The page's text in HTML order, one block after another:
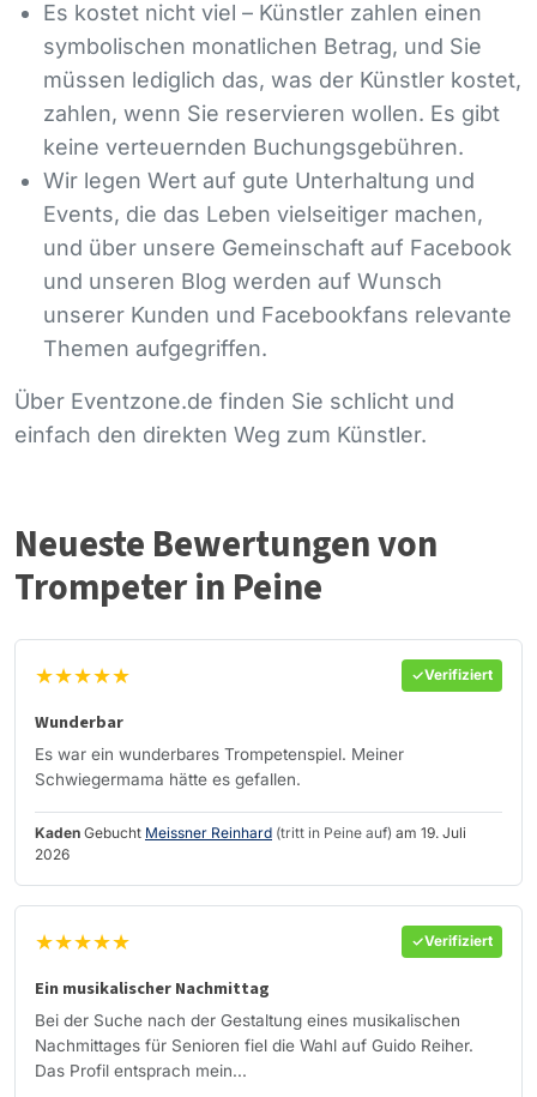
Es kostet nicht viel – Künstler zahlen einen
symbolischen monatlichen Betrag, und Sie
müssen lediglich das, was der Künstler kostet,
zahlen, wenn Sie reservieren wollen. Es gibt
keine verteuernden Buchungsgebühren.
Wir legen Wert auf gute Unterhaltung und
Events, die das Leben vielseitiger machen,
und über unsere Gemeinschaft auf Facebook
und unseren Blog werden auf Wunsch
unserer Kunden und Facebookfans relevante
Themen aufgegriffen.
Über Eventzone.de finden Sie schlicht und
einfach den direkten Weg zum Künstler.
Neueste Bewertungen von
Trompeter in Peine
★★★★★ Verifiziert
Wunderbar
Es war ein wunderbares Trompetenspiel. Meiner
Schwiegermama hätte es gefallen.
Kaden Gebucht Meissner Reinhard (tritt in Peine auf) am 19. Juli
2026
★★★★★ Verifiziert
Ein musikalischer Nachmittag
Bei der Suche nach der Gestaltung eines musikalischen
Nachmittages für Senioren fiel die Wahl auf Guido Reiher.
Das Profil entsprach mein...